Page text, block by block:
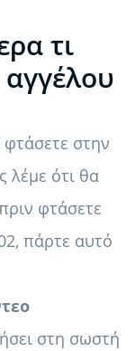
τι
στην
λέμε ότι θα
φτάσετε
πάρτε αυτό
στη σωστή